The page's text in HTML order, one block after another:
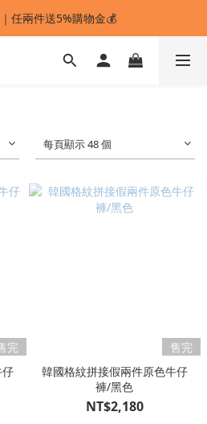
任兩件送5%購物金💰
任兩件送5%購物金💰
飾】1件95折、2件88折
每頁顯示 48 個
完
售完
韓國格紋拼接假兩件原色牛仔
褲/黑色
NT$2,180